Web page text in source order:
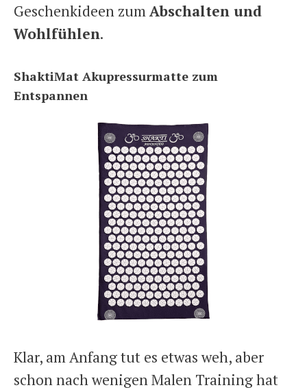
Geschenkideen zumAbschalten und
Wohlfühlen.
ShaktiMat Akupressurmatte zum
Entspannen
Klar, am Anfang tut es etwas weh, aber
schon nach wenigen Malen Training hat